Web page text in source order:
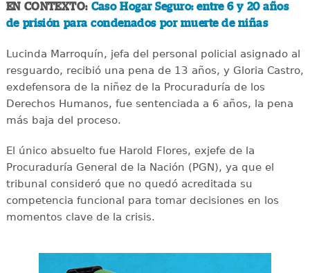
EN CONTEXTO: Caso Hogar Seguro: entre 6 y 20 años
de prisión para condenados por muerte de niñas
Lucinda Marroquín, jefa del personal policial asignado al
resguardo, recibió una pena de 13 años, y Gloria Castro,
exdefensora de la niñez de la Procuraduría de los
Derechos Humanos, fue sentenciada a 6 años, la pena
más baja del proceso.
El único absuelto fue Harold Flores, exjefe de la
Procuraduría General de la Nación (PGN), ya que el
tribunal consideró que no quedó acreditada su
competencia funcional para tomar decisiones en los
momentos clave de la crisis.